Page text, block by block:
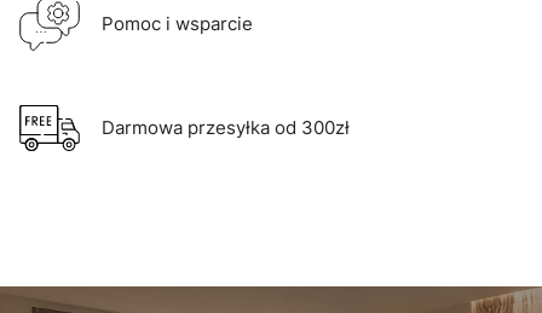
Pomoc i wsparcie
Darmowa przesyłka od 300zł